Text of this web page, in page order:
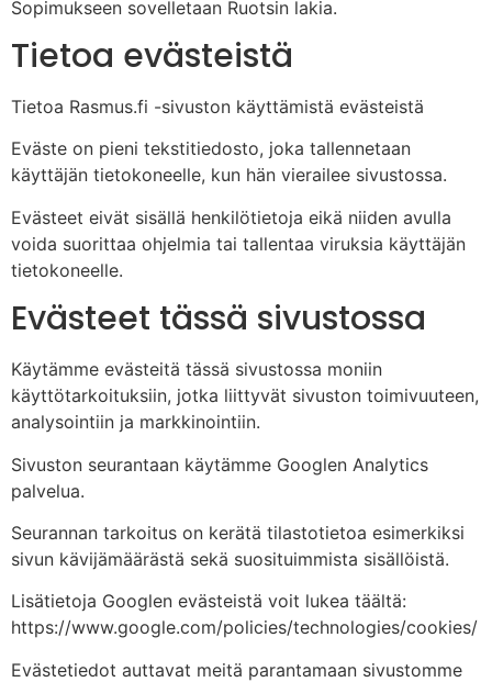
Sopimukseen sovelletaan Ruotsin lakia.
Tietoa evästeistä
Tietoa Rasmus.fi -sivuston käyttämistä evästeistä
Eväste on pieni tekstitiedosto, joka tallennetaan
käyttäjän tietokoneelle, kun hän vierailee sivustossa.
Evästeet eivät sisällä henkilötietoja eikä niiden avulla
voida suorittaa ohjelmia tai tallentaa viruksia käyttäjän
tietokoneelle.
Evästeet tässä sivustossa
Käytämme evästeitä tässä sivustossa moniin
käyttötarkoituksiin, jotka liittyvät sivuston toimivuuteen,
analysointiin ja markkinointiin.
Sivuston seurantaan käytämme Googlen Analytics
palvelua.
Seurannan tarkoitus on kerätä tilastotietoa esimerkiksi
sivun kävijämäärästä sekä suosituimmista sisällöistä.
Lisätietoja Googlen evästeistä voit lukea täältä:
https://www.google.com/policies/technologies/cookies/
Evästetiedot auttavat meitä parantamaan sivustomme